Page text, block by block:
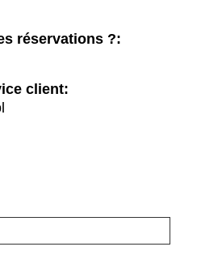
réservations ?:
client: